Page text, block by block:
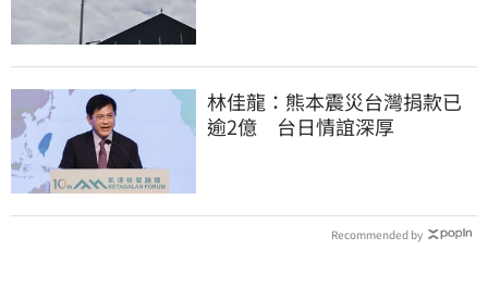
林佳龍：熊本震災台灣捐款已
逾2億 台日情誼深厚
Recommended by